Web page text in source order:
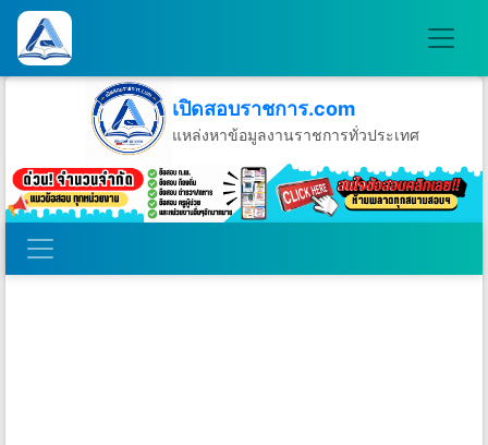
เปิดสอบราชการ.com
แหล่งหาข้อมูลงานราชการทั่วประเทศ
วันศุกร์ที่ 7 เดือนสิงหาคม พ.ศ.2569